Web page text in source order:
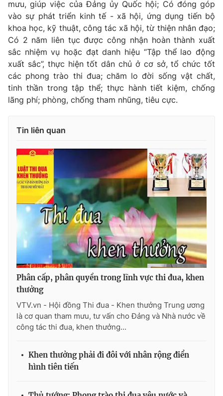
® Cấm sao chép dưới mọi hình thức nếu không có sự chấp
thuận bằng văn bản. Ghi rõ nguồn VTV.vn khi phát hành lại
thông tin từ website này.
mưu, giúp việc của Đảng ủy Quốc hội; Có đóng góp
vào sự phát triển kinh tế - xã hội, ứng dụng tiến bộ
khoa học, kỹ thuật, công tác xã hội, từ thiện nhân đạo;
Có 2 năm liên tục được công nhận hoàn thành xuất
sắc nhiệm vụ hoặc đạt danh hiệu “Tập thể lao động
xuất sắc”, thực hiện tốt dân chủ ở cơ sở, tổ chức tốt
các phong trào thi đua; chăm lo đời sống vật chất,
tinh thần trong tập thể; thực hành tiết kiệm, chống
lãng phí; phòng, chống tham nhũng, tiêu cực.
Tin liên quan
Phân cấp, phân quyền trong lĩnh vực thi đua, khen
thưởng
VTV.vn - Hội đồng Thi đua - Khen thưởng Trung ương
là cơ quan tham mưu, tư vấn cho Đảng và Nhà nước về
công tác thi đua, khen thưởng...
Khen thưởng phải đi đôi với nhân rộng điển
hình tiên tiến